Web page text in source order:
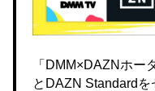
「DMM×DAZNホー
とDAZN Standardを